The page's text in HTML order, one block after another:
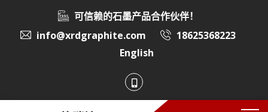
可信赖的石墨产品合作伙伴！
info@xrdgraphite.com
18625368223
English